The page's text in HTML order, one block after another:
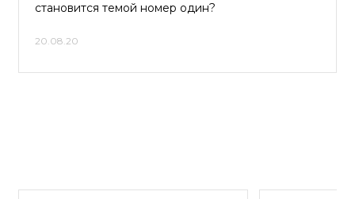
становится темой номер один?
20.08.20